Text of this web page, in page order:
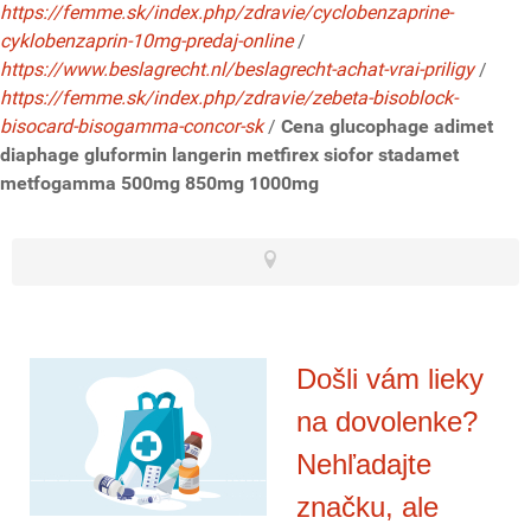
https://femme.sk/index.php/zdravie/cyclobenzaprine-
cyklobenzaprin-10mg-predaj-online/
https://www.beslagrecht.nl/beslagrecht-achat-vrai-priligy/
https://femme.sk/index.php/zdravie/zebeta-bisoblock-
bisocard-bisogamma-concor-sk/ Cena glucophage adimet
diaphage gluformin langerin metfirex siofor stadamet
metfogamma 500mg 850mg 1000mg
Došli vám lieky
na dovolenke?
Nehľadajte
značku, ale